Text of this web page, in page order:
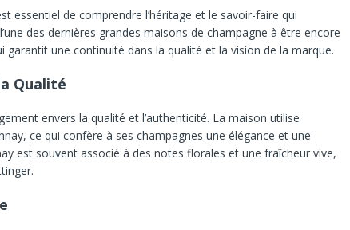
essentiel de comprendre l’héritage et le savoir-faire qui
l’une des dernières grandes maisons de champagne à être encore
garantit une continuité dans la qualité et la vision de la marque.
Qualité
envers la qualité et l’authenticité. La maison utilise
ce qui confère à ses champagnes une élégance et une
est souvent associé à des notes florales et une fraîcheur vive,